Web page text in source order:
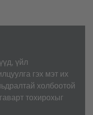
үйл
гэх мэт их
холбоотой
тохирохыг